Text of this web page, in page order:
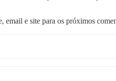
email e site para os próximos